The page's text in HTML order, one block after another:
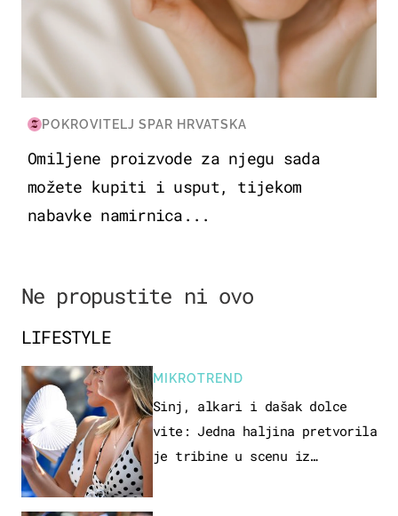
POKROVITELJ SPAR HRVATSKA
Omiljene proizvode za njegu sada
možete kupiti i usput, tijekom
nabavke namirnica...
Ne propustite ni ovo
LIFESTYLE
MIKROTREND
Sinj, alkari i dašak dolce
vite: Jedna haljina pretvorila
je tribine u scenu iz